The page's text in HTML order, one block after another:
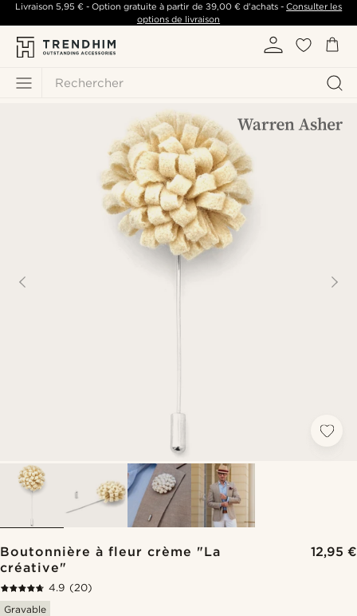
Rechercher
Livraison 5,95 €- Option gratuite à partir de 39,00 €d'achats -Consulter les
options de livraison
Boutonnière à fleur crème "La
créative"
12,95 €
4.9 (20)
Gravable